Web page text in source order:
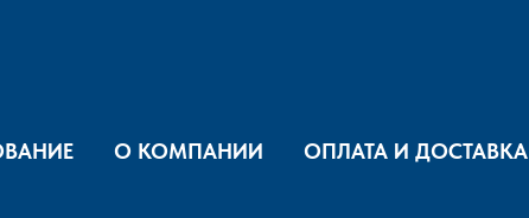
О КОМПАНИИ ОПЛАТА И ДОСТАВКА